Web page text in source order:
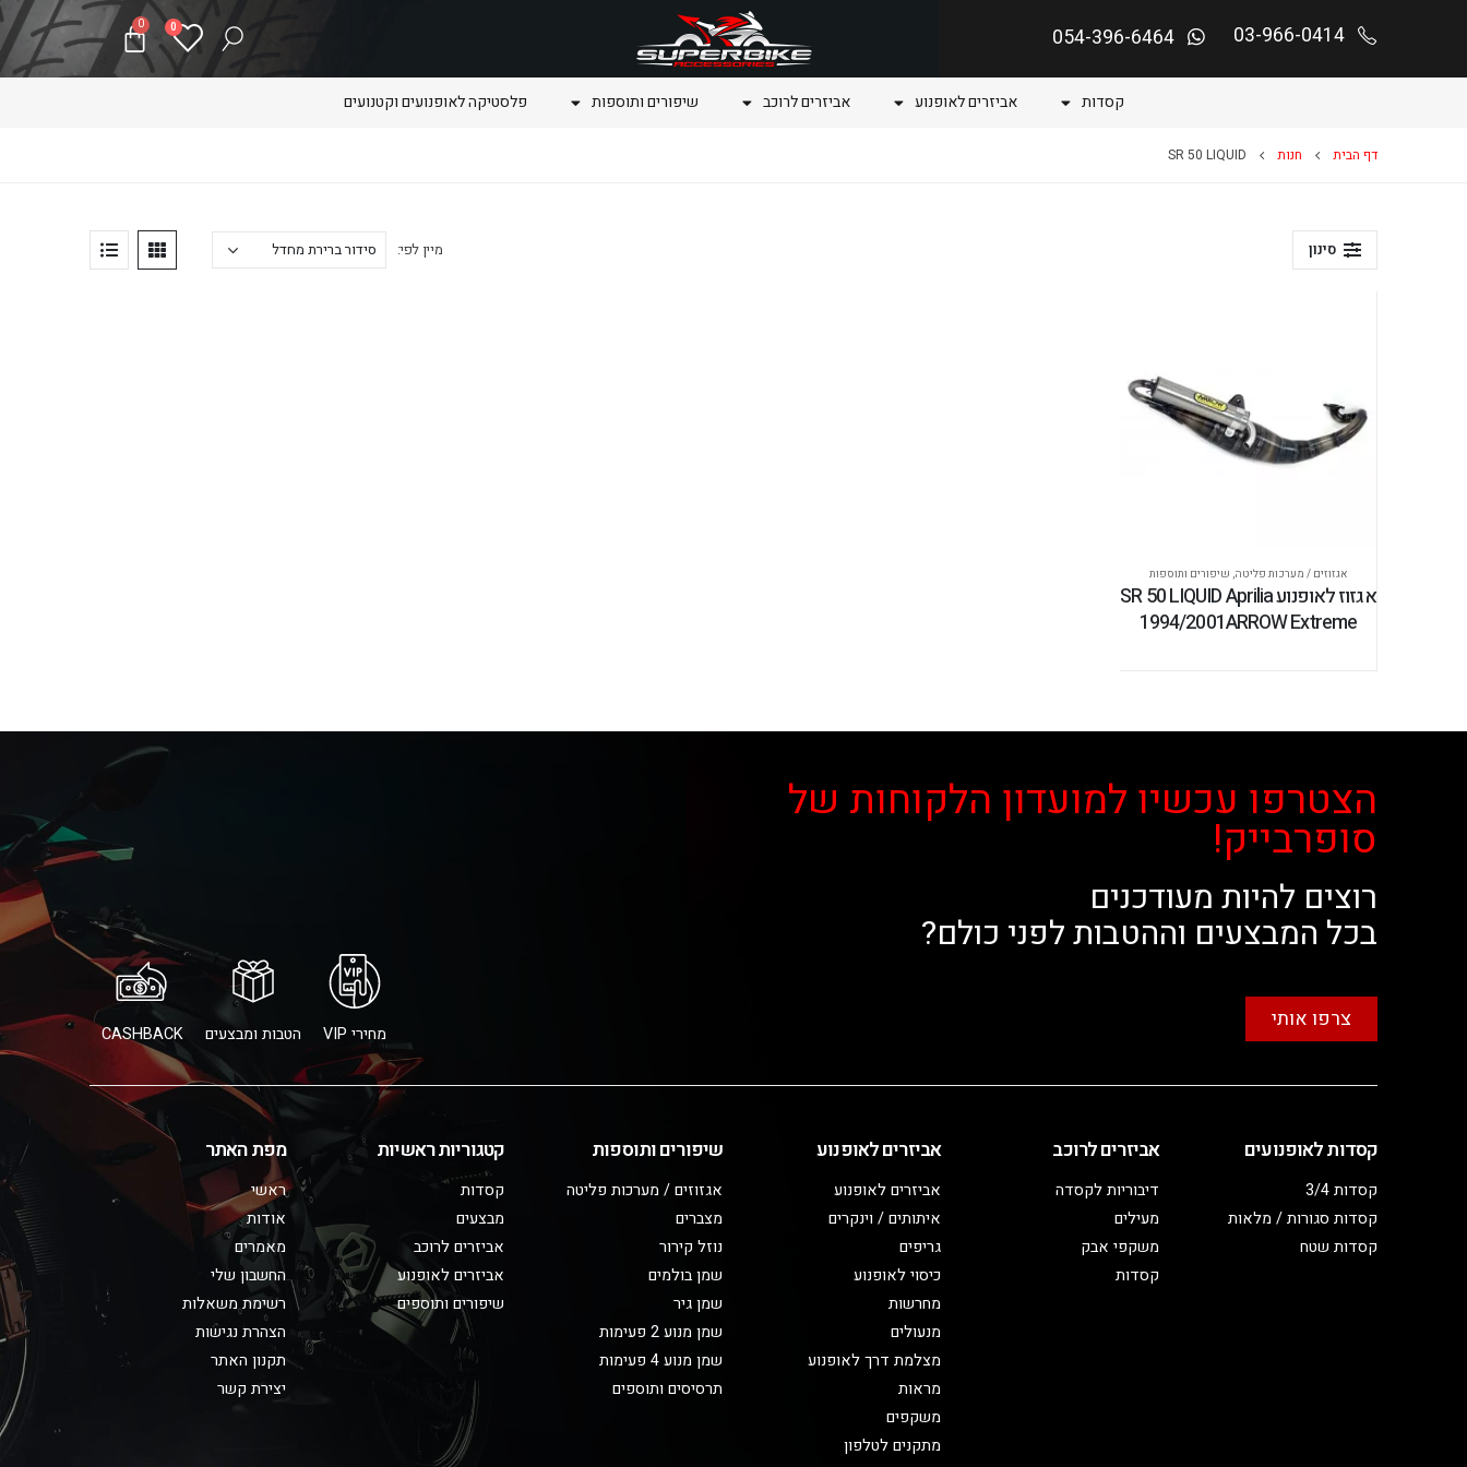
03-966-0414
054-396-6464
0
0
קסדות אביזרים לאופנוע אביזרים לרוכב שיפורים ותוספות פלסטיקה לאופנועים וקטנועים
דף הבית חנות SR 50 LIQUID
סינון מיין לפי:
אגזוזים / מערכות פליטה, שיפורים ותוספות
אגזוז לאופנוע SR 50 LIQUID Aprilia
1994/2001ARROW Extreme
הצטרפו עכשיו למועדון הלקוחות של
סופרבייק!
רוצים להיות מעודכנים
בכל המבצעים וההטבות לפני כולם?
צרפו אותי
מחירי VIP הטבות ומבצעים CASHBACK
קסדות לאופנועים
קסדות 3/4
קסדות סגורות / מלאות
קסדות שטח
אביזרים לרוכב
דיבוריות לקסדה
מעילים
משקפי אבק
קסדות
אביזרים לאופנוע
אביזרים לאופנוע
איתותים / וינקרים
גריפים
כיסוי לאופנוע
מחרשות
מנעולים
מצלמת דרך לאופנוע
מראות
משקפים
מתקנים לטלפון
שיפורים ותוספות
אגזוזים / מערכות פליטה
מצברים
נוזל קירור
שמן בולמים
שמן גיר
שמן מנוע 2 פעימות
שמן מנוע 4 פעימות
תרסיסים ותוספים
קטגוריות ראשיות
קסדות
מבצעים
אביזרים לרוכב
אביזרים לאופנוע
שיפורים ותוספים
מפת האתר
ראשי
אודות
מאמרים
החשבון שלי
רשימת משאלות
הצהרת נגישות
תקנון האתר
יצירת קשר